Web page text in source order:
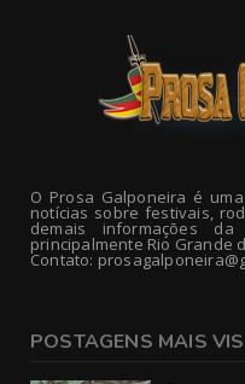
O Prosa Galponeira é
notícias sobre festivais,
demais informações
principalmente Rio Grande
Contato:
POSTAGENS MAIS